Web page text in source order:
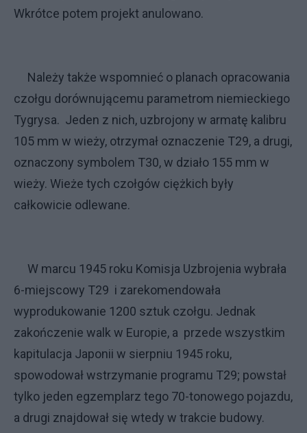
Wkrótce potem projekt anulowano.
Należy także wspomnieć o planach opracowania
czołgu dorównującemu parametrom niemieckiego
Tygrysa. Jeden z nich, uzbrojony w armatę kalibru
105 mm w wieży, otrzymał oznaczenie T29, a drugi,
oznaczony symbolem T30, w działo 155 mm w
wieży. Wieże tych czołgów ciężkich były
całkowicie odlewane.
W marcu 1945 roku Komisja Uzbrojenia wybrała
6-miejscowy T29 i zarekomendowała
wyprodukowanie 1200 sztuk czołgu. Jednak
zakończenie walk w Europie, a przede wszystkim
kapitulacja Japonii w sierpniu 1945 roku,
spowodował wstrzymanie programu T29; powstał
tylko jeden egzemplarz tego 70-tonowego pojazdu,
a drugi znajdował się wtedy w trakcie budowy.